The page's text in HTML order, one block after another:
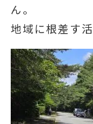
ん。
地域に根差す